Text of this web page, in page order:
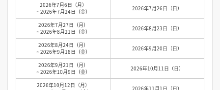
2026年7月6日（月）
~ 2026年7月24日（金）
2026年7月26日（日）
2026年7月27日（月）
~ 2026年8月21日（金）
2026年8月23日（日）
2026年8月24日（月）
~ 2026年9月18日（金）
2026年9月20日（日）
2026年9月21日（月）
~ 2026年10月9日（金）
2026年10月11日（日）
2026年10月12日（月）
2026年11月1日（日）